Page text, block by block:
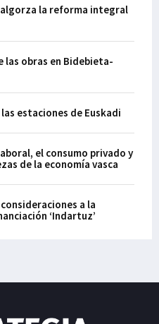
la reforma integral
las obras en Bidebieta-
estaciones de Euskadi
el consumo privado y
de la economía vasca
a la
‘Indartuz’